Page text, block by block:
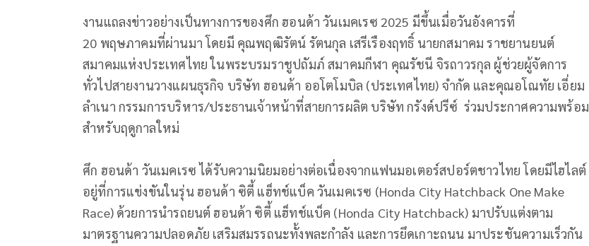
งานแถลงข่าวอย่างเป็นทางการของศึก ฮอนด้า วันเมคเรซ 2025 มีขึ้นเมื่อวันอังคารที่
20 พฤษภาคมที่ผ่านมา โดยมี คุณพฤฒิรัตน์ รัตนกุล เสรีเรืองฤทธิ์ นายกสมาคม ราชยานยนต์
สมาคมแห่งประเทศไทย ในพระบรมราชูปถัมภ์ สมาคมกีฬา คุณรัชนี จิรถาวรกุล ผู้ช่วยผู้จัดการ
ทั่วไปสายงานวางแผนธุรกิจ บริษัท ฮอนด้า ออโตโมบิล (ประเทศไทย) จำกัด และคุณอโณทัย เอี่ยม
ลำเนา กรรมการบริหาร/ประธานเจ้าหน้าที่สายการผลิต บริษัท กรังด์ปรีซ์ ร่วมประกาศความพร้อม
สำหรับฤดูกาลใหม่
ศึก ฮอนด้า วันเมคเรซ ได้รับความนิยมอย่างต่อเนื่องจากแฟนมอเตอร์สปอร์ตชาวไทย โดยมีไฮไลต์
อยู่ที่การแข่งขันในรุ่น ฮอนด้า ซิตี้ แฮ็ทช์แบ็ค วันเมคเรซ (Honda City Hatchback One Make
Race) ด้วยการนำรถยนต์ ฮอนด้า ซิตี้ แฮ็ทช์แบ็ค (Honda City Hatchback) มาปรับแต่งตาม
มาตรฐานความปลอดภัย เสริมสมรรถนะทั้งพละกำลัง และการยึดเกาะถนน มาประชันความเร็วกัน